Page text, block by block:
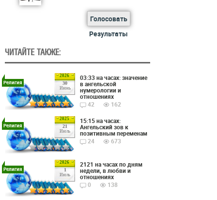
Голосовать
Результаты
ЧИТАЙТЕ ТАКЖЕ:
2026
30
Июнь
Религия
03:33 на часах: значение
в ангельской
нумерологии и
отношениях
42
162
2025
21
Июль
Религия
15:15 на часах:
Ангельский зов к
позитивным переменам
24
673
2026
1
Июль
Религия
2121 на часах по дням
недели, в любви и
отношениях
0
138